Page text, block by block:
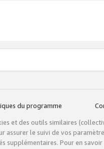
du programme
et des outils similaires
assurer le suivi de vos
supplémentaires. Pour en